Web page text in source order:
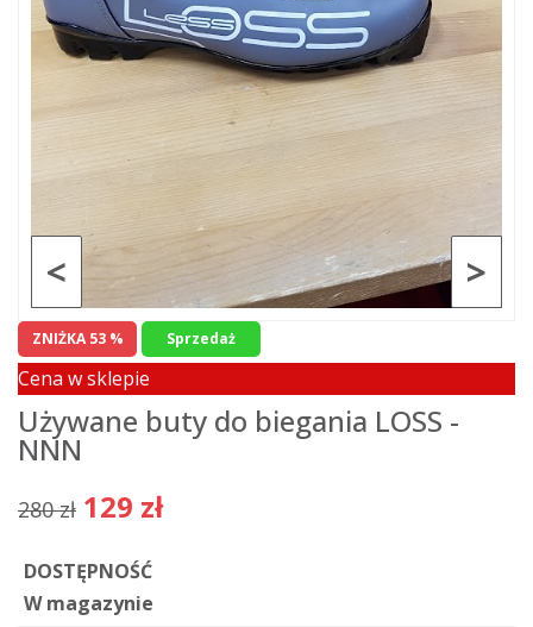
>
<
ZNIŻKA 53 % Sprzedaż
Cena w sklepie
Używane buty do biegania LOSS -
NNN
280 zł 129 zł
DOSTĘPNOŚĆ
W magazynie